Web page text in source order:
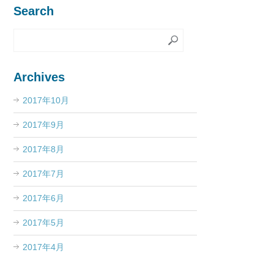
Search
Archives
2017年10月
2017年9月
2017年8月
2017年7月
2017年6月
2017年5月
2017年4月